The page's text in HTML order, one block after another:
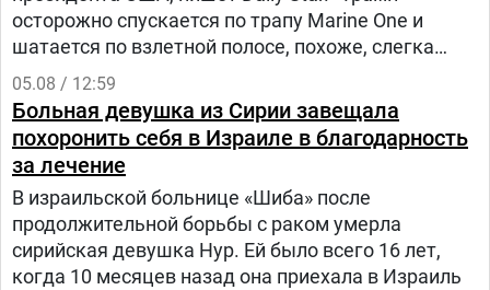
осторожно спускается по трапу Marine One и
шатается по взлетной полосе, похоже, слегка
прихрамывая", — написал журналист.
05.08 / 12:59
Больная девушка из Сирии завещала
похоронить себя в Израиле в благодарность
за лечение
В израильской больнице «Шиба» после
продолжительной борьбы с раком умерла
сирийская девушка Нур. Ей было всего 16 лет,
когда 10 месяцев назад она приехала в Израиль